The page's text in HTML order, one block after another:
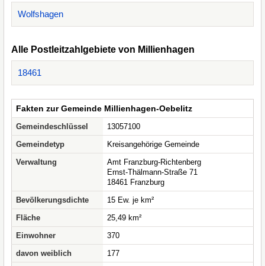
Wolfshagen
Alle Postleitzahlgebiete von Millienhagen
18461
Fakten zur Gemeinde Millienhagen-Oebelitz
Gemeindeschlüssel
13057100
Gemeindetyp
Kreisangehörige Gemeinde
Verwaltung
Amt Franzburg-Richtenberg
Ernst-Thälmann-Straße 71
18461 Franzburg
Bevölkerungsdichte
15 Ew. je km²
Fläche
25,49 km²
Einwohner
370
davon weiblich
177